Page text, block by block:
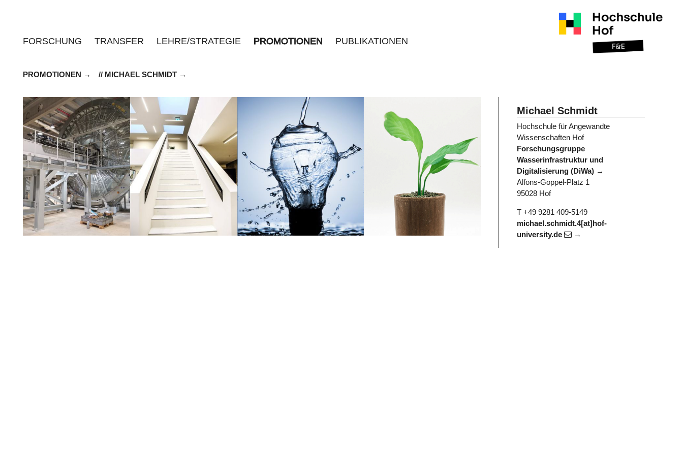
FORSCHUNG TRANSFER LEHRE/STRATEGIE PROMOTIONEN PUBLIKATIONEN
PROMOTIONEN // MICHAEL SCHMIDT
Michael Schmidt
Hochschule für Angewandte
Wissenschaften Hof
Forschungsgruppe
Wasserinfrastruktur und
Digitalisierung (DiWa)
Alfons-Goppel-Platz 1
95028 Hof
T +49 9281 409-5149
michael.schmidt.4[at]hof-
university.de